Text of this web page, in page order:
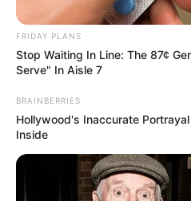
Posted
in
Friss hírek
Henrik szörnyű
aki élve rothadt,
koporsójában, és
kutyák
FRIDAY PLANS
Stop Waiting In Line: The 87¢
Serve" In Aisle 7
BRAINBERRIES
Hollywood's Inaccurate
Inside